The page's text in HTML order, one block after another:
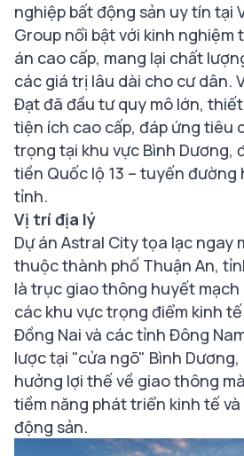
nghiệp bất động sản uy tín tại
Group nổi bật với kinh nghiệm
án cao cấp, mang lại chất
các giá trị lâu dài cho cư dân.
Đạt đã đầu tư quy mô lớn,
tiện ích cao cấp, đáp ứng tiêu
trọng tại khu vực Bình Dương,
tiền Quốc lộ 13 – tuyến đường
tỉnh.
Vị trí địa lý
Dự án Astral City tọa lạc ngay
thuộc thành phố Thuận An,
là trục giao thông huyết mạch
các khu vực trọng điểm kinh
Đồng Nai và các tỉnh Đông
lược tại "cửa ngõ" Bình
hưởng lợi thế về giao thông
tiềm năng phát triển kinh tế
động sản.